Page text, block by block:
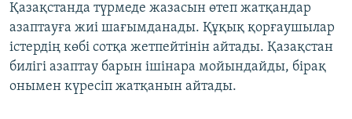
Қазақстанда түрмеде жазасын өтеп жатқандар
азаптауға жиі шағымданады. Құқық қорғаушылар
істердің көбі сотқа жетпейтінін айтады. Қазақстан
билігі азаптау барын ішінара мойындайды, бірақ
онымен күресіп жатқанын айтады.